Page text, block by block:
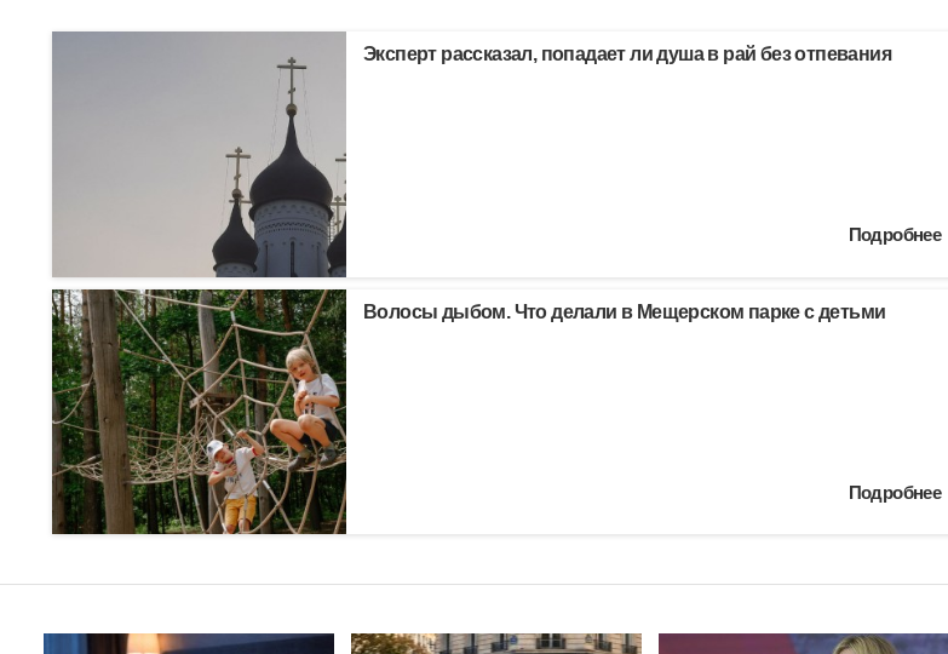
Эксперт рассказал, попадает ли душа в рай без отпевания
Подробнее
Волосы дыбом. Что делали в Мещерском парке с детьми
Подробнее